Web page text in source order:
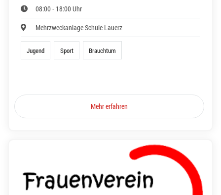
08:00 - 18:00 Uhr
Mehrzweckanlage Schule Lauerz
Jugend Sport Brauchtum
Mehr erfahren